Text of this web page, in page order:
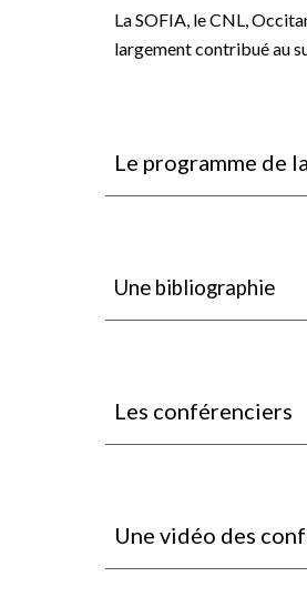
La SOFIA, le CNL,
largement contribué au
Le programme de l
Une bibliographie
Les conférenciers
Une vidéo des